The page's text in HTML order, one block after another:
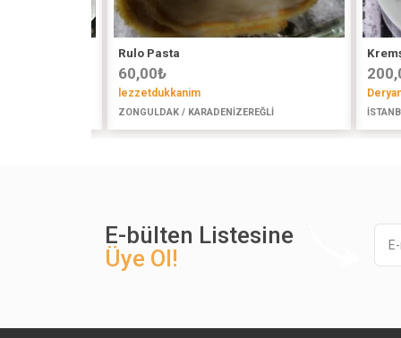
Rulo Pasta
60,00₺
lezzetdukkanim
ZONGULDAK / KARADENİZEREĞLİ
E-bülten Listesine
Üye Ol!